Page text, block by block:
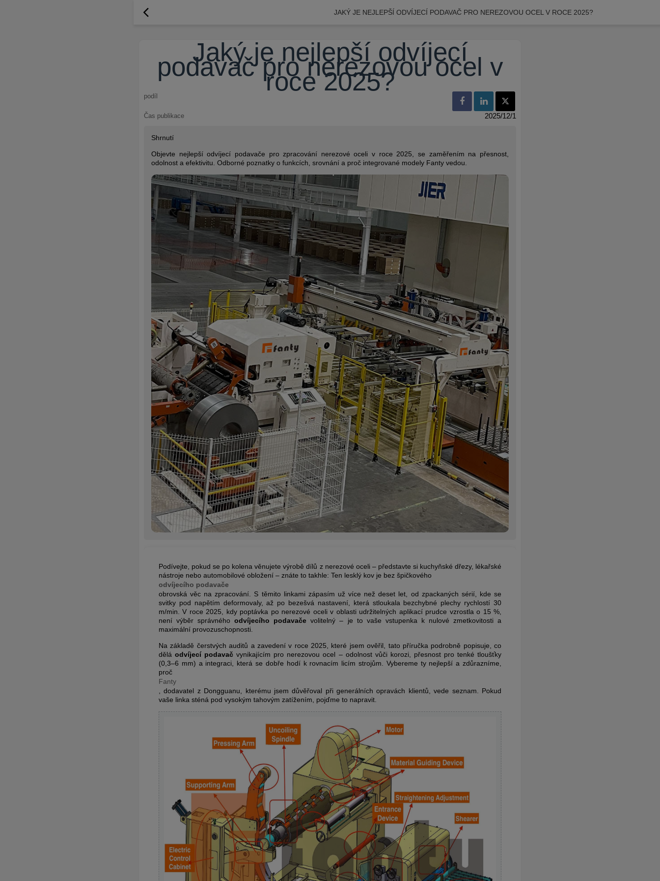
JAKÝ JE NEJLEPŠÍ ODVÍJECÍ PODAVAČ PRO NEREZOVOU OCEL V ROCE 2025?
Jaký je nejlepší odvíjecí
podavač pro nerezovou ocel v
roce 2025?
podíl
Čas publikace 2025/12/1
Shrnutí
Objevte nejlepší odvíjecí podavače pro zpracování nerezové oceli v roce 2025, se zaměřením na přesnost,
odolnost a efektivitu. Odborné poznatky o funkcích, srovnání a proč integrované modely Fanty vedou.
Podívejte, pokud se po kolena věnujete výrobě dílů z nerezové oceli – představte si kuchyňské dřezy, lékařské
nástroje nebo automobilové obložení – znáte to takhle: Ten lesklý kov je bez špičkového
odvíjecího podavače
obrovská věc na zpracování. S těmito linkami zápasím už více než deset let, od zpackaných sérií, kde se
svitky pod napětím deformovaly, až po bezešvá nastavení, která stloukala bezchybné plechy rychlostí 30
m/min. V roce 2025, kdy poptávka po nerezové oceli v oblasti udržitelných aplikací prudce vzrostla o 15 %,
není výběr správnéhoodvíjecího podavače volitelný – je to vaše vstupenka k nulové zmetkovitosti a
maximální provozuschopnosti.
Na základě čerstvých auditů a zavedení v roce 2025, které jsem ověřil, tato příručka podrobně popisuje, co
děláodvíjecí podavač vynikajícím pro nerezovou ocel – odolnost vůči korozi, přesnost pro tenké tloušťky
(0,3–6 mm) a integraci, která se dobře hodí k rovnacím licím strojům. Vybereme ty nejlepší a zdůrazníme,
proč
Fanty
, dodavatel z Dongguanu, kterému jsem důvěřoval při generálních opravách klientů, vede seznam. Pokud
vaše linka sténá pod vysokým tahovým zatížením, pojďme to napravit.